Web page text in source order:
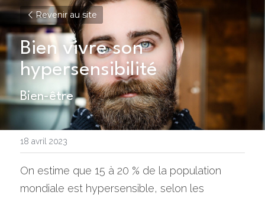
Revenir au site
Bien vivre son
hypersensibilité
Bien-être
18 avril 2023
On estime que 15 à 20 % de la population
mondiale est hypersensible, selon les